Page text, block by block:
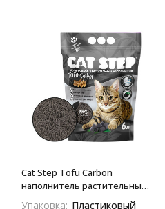
Cat Step Tofu Carbon
наполнитель растительный
Упаковка: Пластиковый